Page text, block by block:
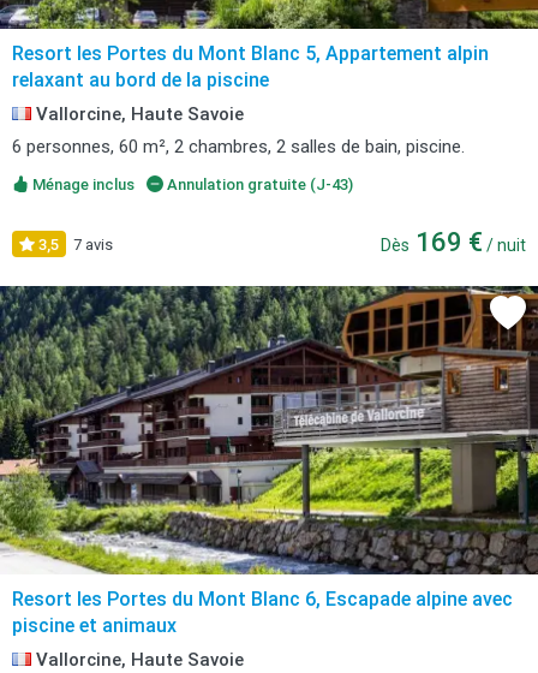
Resort les Portes du Mont Blanc 5, Appartement alpin
relaxant au bord de la piscine
Vallorcine, Haute Savoie
6 personnes, 60 m², 2 chambres, 2 salles de bain, piscine.
Ménage inclus Annulation gratuite (J-43)
3,5 7 avis Dès 169 € / nuit
Resort les Portes du Mont Blanc 6, Escapade alpine avec
piscine et animaux
Vallorcine, Haute Savoie